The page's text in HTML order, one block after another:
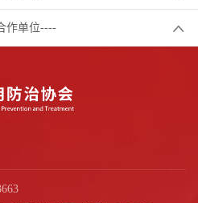
作单位----